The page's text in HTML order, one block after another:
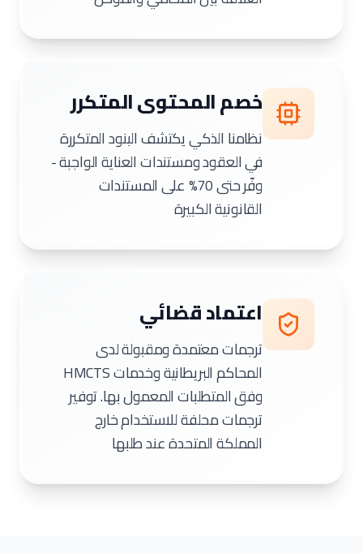
خصم المحتوى المتكرر
نظامنا الذكي يكتشف البنود المتكررة
في العقود ومستندات العناية الواجبة -
وفّر حتى 70% على المستندات
القانونية الكبيرة
اعتماد قضائي
ترجمات معتمدة ومقبولة لدى
المحاكم البريطانية وخدمات HMCTS
وفق المتطلبات المعمول بها. توفير
ترجمات محلفة للاستخدام خارج
المملكة المتحدة عند طلبها